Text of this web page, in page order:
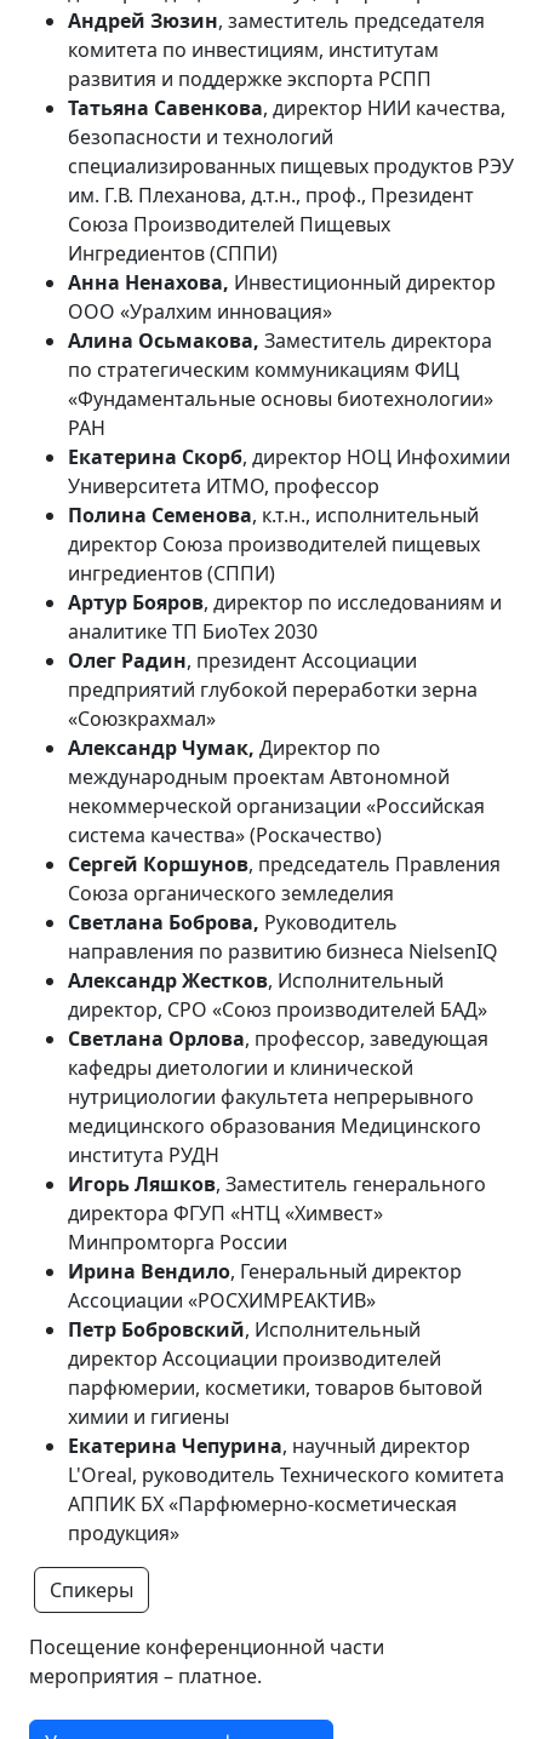
Андрей Зюзин, заместитель председателя
комитета по инвестициям, институтам
развития и поддержке экспорта РСПП
Татьяна Савенкова, директор НИИ качества,
безопасности и технологий
специализированных пищевых продуктов РЭУ
им. Г.В. Плеханова, д.т.н., проф., Президент
Союза Производителей Пищевых
Ингредиентов (СППИ)
Анна Ненахова, Инвестиционный директор
ООО «Уралхим инновация»
Алина Осьмакова, Заместитель директора
по стратегическим коммуникациям ФИЦ
«Фундаментальные основы биотехнологии»
РАН
Екатерина Скорб, директор НОЦ Инфохимии
Университета ИТМО, профессор
Полина Семенова, к.т.н., исполнительный
директор Союза производителей пищевых
ингредиентов (СППИ)
Артур Бояров, директор по исследованиям и
аналитике ТП БиоТех 2030
Олег Радин, президент Ассоциации
предприятий глубокой переработки зерна
«Союзкрахмал»
Александр Чумак, Директор по
международным проектам Автономной
некоммерческой организации «Российская
система качества» (Роскачество)
Сергей Коршунов, председатель Правления
Союза органического земледелия
Светлана Боброва, Руководитель
направления по развитию бизнеса NielsenIQ
Александр Жестков, Исполнительный
директор, СРО «Союз производителей БАД»
Светлана Орлова, профессор, заведующая
кафедры диетологии и клинической
нутрициологии факультета непрерывного
медицинского образования Медицинского
института РУДН
Игорь Ляшков, Заместитель генерального
директора ФГУП «НТЦ «Химвест»
Минпромторга России
Ирина Вендило, Генеральный директор
Ассоциации «РОСХИМРЕАКТИВ»
Петр Бобровский, Исполнительный
директор Ассоциации производителей
парфюмерии, косметики, товаров бытовой
химии и гигиены
Екатерина Чепурина, научный директор
L'Oreal, руководитель Технического комитета
АППИК БХ «Парфюмерно-косметическая
продукция»
Спикеры
Посещение конференционной части
мероприятия – платное.